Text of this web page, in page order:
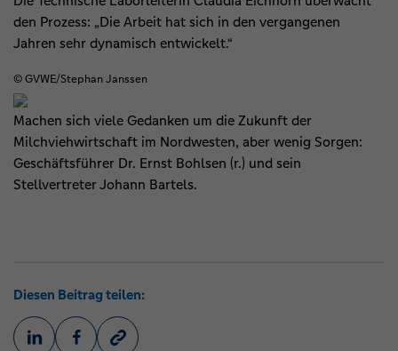
den Prozess: „Die Arbeit hat sich in den vergangenen
Jahren sehr dynamisch entwickelt.“
© GVWE/Stephan Janssen
Machen sich viele Gedanken um die Zukunft der
Milchviehwirtschaft im Nordwesten, aber wenig Sorgen:
Geschäftsführer Dr. Ernst Bohlsen (r.) und sein
Stellvertreter Johann Bartels.
Diesen Beitrag teilen: